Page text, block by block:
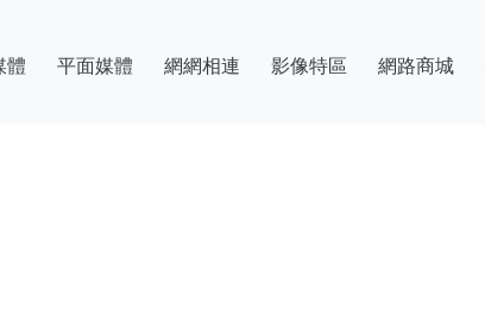
體 平面媒體 網網相連 影像特區 網路商城